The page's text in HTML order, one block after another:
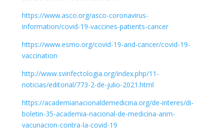
https://www.asco.org/asco-coronavirus-
information/covid-19-vaccines-patients-cancer
https://www.esmo.org/covid-19-and-cancer/covid-19-
vaccination
http://www.svinfectologia.org/index.php/11-
noticias/editorial/773-2-de-julio-2021.html
https://academianacionaldemedicina.org/de-interes/di-
boletin-35-academia-nacional-de-medicina-anm-
vacunacion-contra-la-covid-19